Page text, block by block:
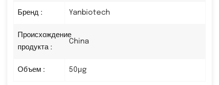
Бренд : Yanbiotech
Происхождение
продукта :
China
Объем : 50μg